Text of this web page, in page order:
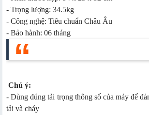
- Trọng lượng: 34.5kg
- Công nghệ: Tiêu chuẩn Châu Âu
- Bảo hành: 06 tháng
Chú ý:
- Dùng đúng tải trọng thông số của máy để
tải và cháy